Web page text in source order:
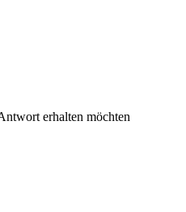
erhalten möchten